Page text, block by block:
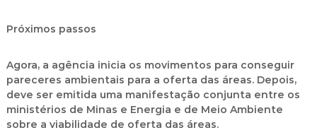
Próximos passos
Agora, a agência inicia os movimentos para conseguir
pareceres ambientais para a oferta das áreas. Depois,
deve ser emitida uma manifestação conjunta entre os
ministérios de Minas e Energia e de Meio Ambiente
sobre a viabilidade de oferta das áreas.